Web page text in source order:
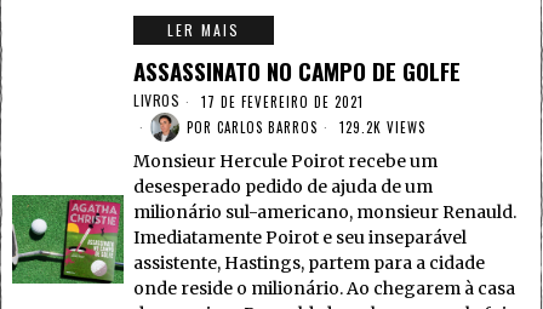
LER MAIS
ASSASSINATO NO CAMPO DE GOLFE
LIVROS
17 DE FEVEREIRO DE 2021
POR CARLOS BARROS 129.2K VIEWS
Monsieur Hercule Poirot recebe um
desesperado pedido de ajuda de um
milionário sul-americano, monsieur Renauld.
Imediatamente Poirot e seu inseparável
assistente, Hastings, partem para a cidade
onde reside o milionário. Ao chegarem à casa